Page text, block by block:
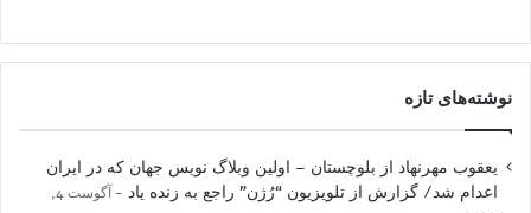
نوشته‌های تازه
یعقوب مهرنهاد از بلوچستان – اولین وبلاگ نویس جهان که در ایران
اعدام شد/ گزارش از تلویزیون “رُژن” راجع به زنده یاد
آگوست 4,